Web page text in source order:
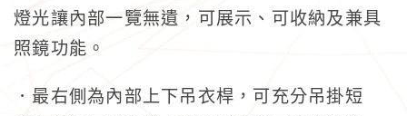
燈光讓內部一覽無遺，可展示、可收納及兼具
照鏡功能。
．最右側為內部上下吊衣桿，可充分吊掛短